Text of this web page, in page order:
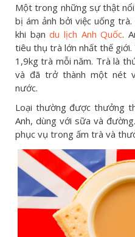
Một trong những sự thật
bị ám ảnh bởi việc uống
khi bạndu lịch Anh Quốc.
tiêu thụ trà lớn nhất thế
1,9kg trà mỗi năm. Trà là
và đã trở thành một nét
nước.
Loại thường được thưởng
Anh, dùng với sữa và
phục vụ trong ấm trà và